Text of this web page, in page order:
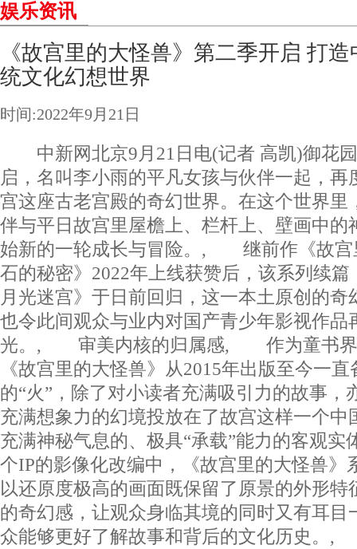
娱乐资讯
《故宫里的大怪兽》第二季开启 打
统文化幻想世界
时间:2022年9月21日
中新网北京9月21日电(记者 高凯)御花
启，名叫李小雨的平凡女孩与伙伴一起，再
宫这座古老宫殿的奇幻世界。在这个世界里
伴与平日故宫里屋檐上、栏杆上、壁画中的
始新的一轮成长与冒险。, 继前作《故宫
石的秘密》2022年上线获赞后，该系列续
月光迷宫》于日前回归，这一本土原创的奇
也令此间观众与业内对国产青少年影视作品
光。, 审美内核的归属感, 作为童书界
《故宫里的大怪兽》从2015年出版至今一
的“火”，除了对小读者充满吸引力的故事，
充满想象力的幻境投放在了故宫这样一个中
充满神秘气息的、极具“承载”能力的客
个IP的影像化改编中，《故宫里的大怪兽》
以还原度极高的画面既保留了原景的外形特
的奇幻感，让观众身临其境的同时又有耳目
众能够更好了解故事和背后的文化历史